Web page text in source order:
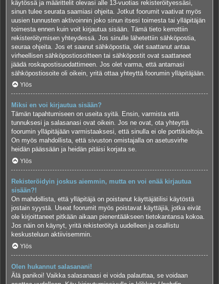
käytössä ja määrittelit olevasi alle 13-vuotias rekisteröityessäsi,
sinun tulee seurata saamiasi ohjeita. Jotkut foorumit vaativat myös
uusien tunnusten aktivoinnin joko sinun itsesi toimesta tai ylläpitäjän
toimesta ennen kuin voit kirjautua sisään. Tämä tieto kerrottiin
rekisteröitymisen yhteydessä. Jos sinulle lähetettiin sähköpostia,
seuraa ohjeita. Jos et saanut sähköpostia, olet saattanut antaa
virheellisen sähköpostiosoitteen tai sähköpostit ovat saattaneet
jäädä roskapostisuodattimeen. Jos olet varma, että antamasi
sähköpostiosoite oli oikein, yritä ottaa yhteyttä foorumin ylläpitäjään.
Ylös
Miksi en voi kirjautua sisään?
Tämän tapahtumiseen on useita syitä. Ensin, varmista että
tunnuksesi ja salasanasi ovat oikein. Jos ne ovat, ota yhteyttä
foorumin ylläpitäjään varmistaaksesi, että sinulla ei ole porttikieltoja.
On myös mahdollista, että sivuston omistajalla on asetusvirhe
heidän päässään ja heidän pitäisi korjata se.
Ylös
Rekisteröidyin joskus aiemmin, mutta en voi enää kirjautua
sisään?!
On mahdollista, että ylläpitäjä on poistanut käyttäjätilisi käytöstä
jostain syystä. Useat foorumit myös poistavat käyttäjiä, jotka eivät
ole kirjoittaneet pitkään aikaan pienentääkseen tietokantansa kokoa.
Jos näin on käynyt, yritä rekisteröityä uudelleen ja osallistu
keskusteluun aktiivisemmin.
Ylös
Olen hukannut salasanani!
Älä panikoi! Vaikka salasanaasi ei voida palauttaa, se voidaan